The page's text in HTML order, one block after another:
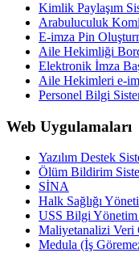
Kimlik Paylaşım
Arabuluculuk
E-imza Pin
Aile Hekimliği
Elektronik İmza
Aile Hekimleri e-
Personel Bilgi
Web Uygulamaları
Yazılım Destek
Ölüm Bildirim
SİNA
Halk Sağlığı
USS Bilgi Yönetim
Maliyetanalizi Veri
Medula (İş